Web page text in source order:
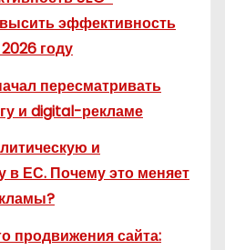
эффективность
году
пересматривать
и digital-рекламе
и
в ЕС. Почему это меняет
продвижения сайта: